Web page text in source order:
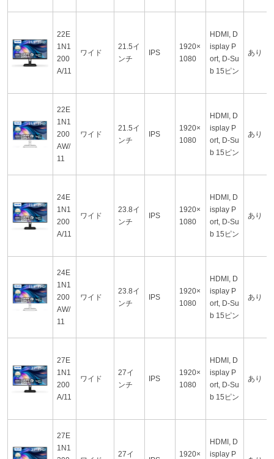
22E
1N1
200
A/11
ワイド
21.5イ
ンチ
IPS
1920×
1080
HDMI, D
isplay P
ort, D-Su
b 15ピン
あり
22E
1N1
200
AW/
11
ワイド
21.5イ
ンチ
IPS
1920×
1080
HDMI, D
isplay P
ort, D-Su
b 15ピン
あり
24E
1N1
200
A/11
ワイド
23.8イ
ンチ
IPS
1920×
1080
HDMI, D
isplay P
ort, D-Su
b 15ピン
あり
24E
1N1
200
AW/
11
ワイド
23.8イ
ンチ
IPS
1920×
1080
HDMI, D
isplay P
ort, D-Su
b 15ピン
あり
27E
1N1
200
A/11
ワイド
27イ
ンチ
IPS
1920×
1080
HDMI, D
isplay P
ort, D-Su
b 15ピン
あり
27E
1N1
27イ 1920×
HDMI, D
isplay P